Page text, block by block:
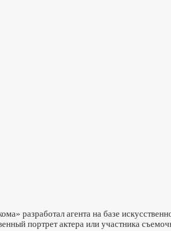
разработал агента на базе
портрет актера или участника